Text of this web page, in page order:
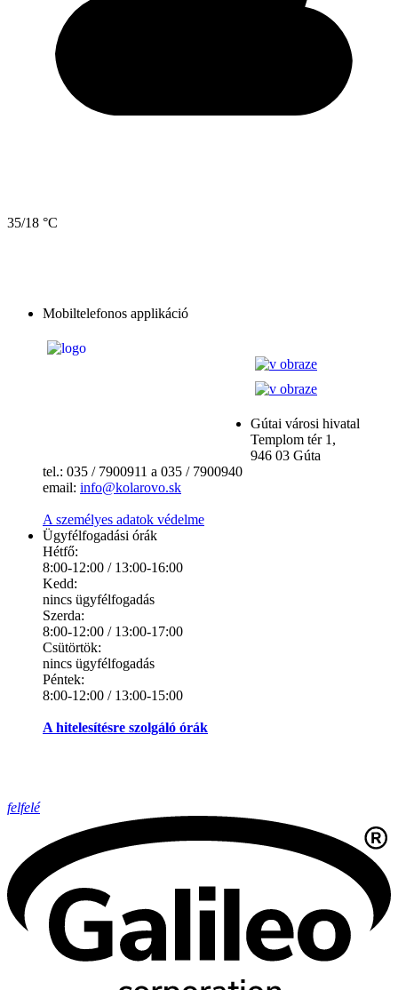
35/18 °C
Mobiltelefonos applikáció
Gútai városi hivatal
Templom tér 1,
946 03 Gúta
tel.: 035 / 7900911 a 035 / 7900940
email: info@kolarovo.sk
A személyes adatok védelme
Ügyfélfogadási órák
Hétfő:
8:00-12:00 / 13:00-16:00
Kedd:
nincs ügyfélfogadás
Szerda:
8:00-12:00 / 13:00-17:00
Csütörtök:
nincs ügyfélfogadás
Péntek:
8:00-12:00 / 13:00-15:00
A hitelesítésre szolgáló órák
felfelé